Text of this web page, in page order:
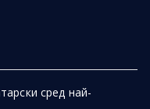
сред най-